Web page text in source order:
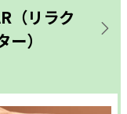
（リラク
）